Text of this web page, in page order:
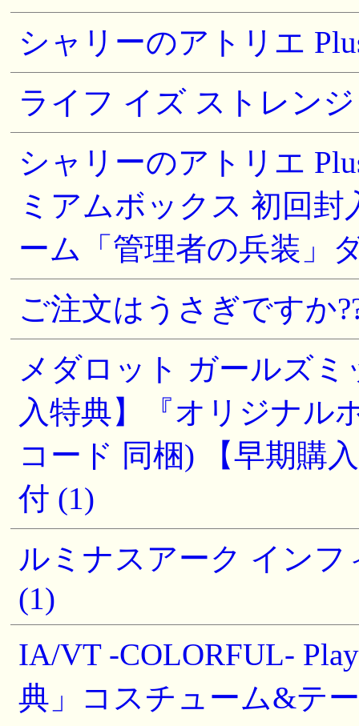
シャリーのアトリエ
ライフ イズ ストレン
シャリーのアトリエ
ミアムボックス 初回
ーム「管理者の兵装」
ご注文はうさぎですか
メダロット ガールズミ
入特典】『オリジナル
コード 同梱) 【早期購
付 (1)
ルミナスアーク イン
(1)
IA/VT -COLORFUL-
典」コスチューム&テ